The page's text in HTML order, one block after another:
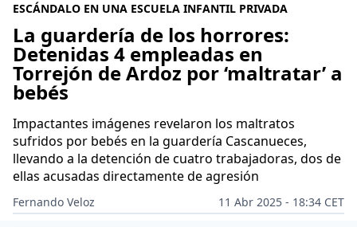
ESCÁNDALO EN UNA ESCUELA INFANTIL PRIVADA
La guardería de los horrores:
Detenidas 4 empleadas en
Torrejón de Ardoz por ‘maltratar’ a
bebés
Impactantes imágenes revelaron los maltratos
sufridos por bebés en la guardería Cascanueces,
llevando a la detención de cuatro trabajadoras, dos de
ellas acusadas directamente de agresión
Fernando Veloz
11 Abr 2025 - 18:34 CET